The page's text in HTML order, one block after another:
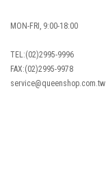
MON-FRI, 9:00-18:00
TEL:(02)2995-9996
FAX:(02)2995-9978
service@queenshop.com.tw